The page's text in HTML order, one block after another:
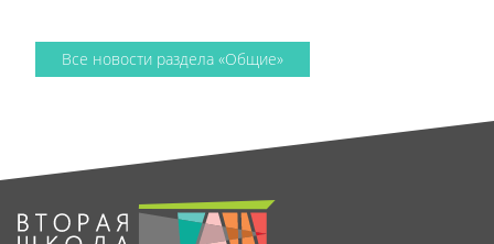
Все новости раздела «Общие»